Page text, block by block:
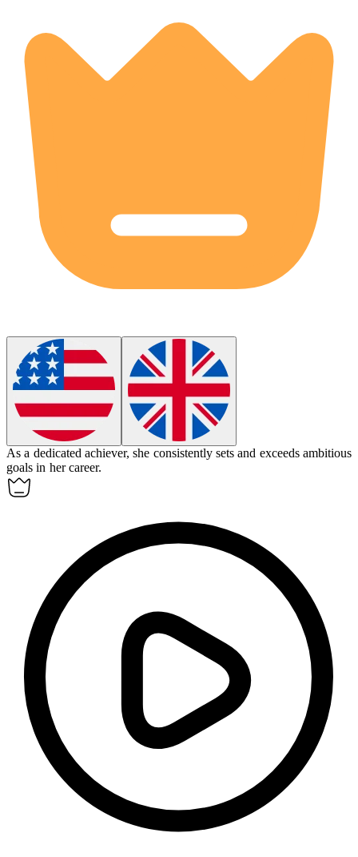
As a dedicated achiever, she consistently sets and exceeds ambitious
goals in her career.